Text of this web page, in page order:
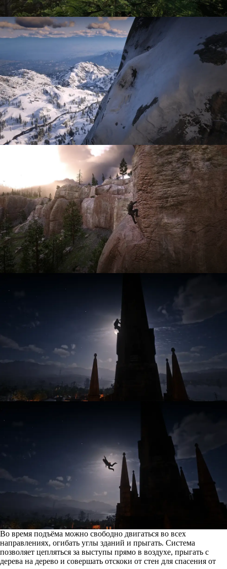
Во время подъёма можно свободно двигаться во всех
направлениях, огибать углы зданий и прыгать. Система
позволяет цепляться за выступы прямо в воздухе, прыгать с
дерева на дерево и совершать отскоки от стен для спасения от